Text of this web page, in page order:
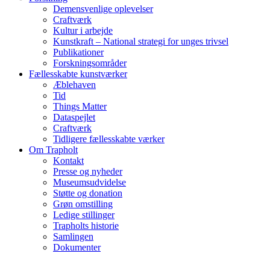
Demensvenlige oplevelser
Craftværk
Kultur i arbejde
Kunstkraft – National strategi for unges trivsel
Publikationer
Forskningsområder
Fællesskabte kunstværker
Æblehaven
Tid
Things Matter
Dataspejlet
Craftværk
Tidligere fællesskabte værker
Om Trapholt
Kontakt
Presse og nyheder
Museumsudvidelse
Støtte og donation
Grøn omstilling
Ledige stillinger
Trapholts historie
Samlingen
Dokumenter